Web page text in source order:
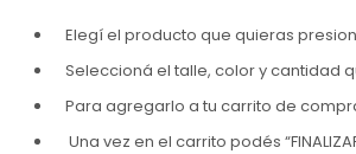
Elegí el producto que quieras
Seleccioná el talle, color y cantidad
Para agregarlo a tu carrito de
Una vez en el carrito podés